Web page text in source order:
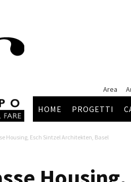
Area
HOME PROGETTI
Housing, Esch Sintzel Architekten, Basel